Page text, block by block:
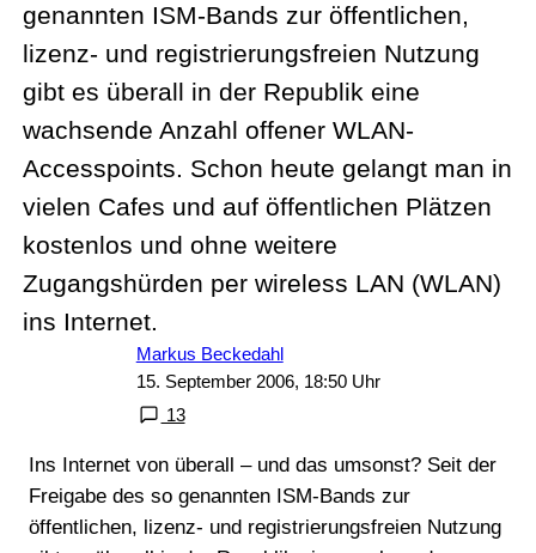
genannten ISM-Bands zur öffentlichen,
lizenz- und registrierungsfreien Nutzung
gibt es überall in der Republik eine
wachsende Anzahl offener WLAN-
Accesspoints. Schon heute gelangt man in
vielen Cafes und auf öffentlichen Plätzen
kostenlos und ohne weitere
Zugangshürden per wireless LAN (WLAN)
ins Internet.
Markus Beckedahl
15. September 2006, 18:50 Uhr
13
Ins Internet von überall – und das umsonst? Seit der
Freigabe des so genannten ISM-Bands zur
öffentlichen, lizenz- und registrierungsfreien Nutzung